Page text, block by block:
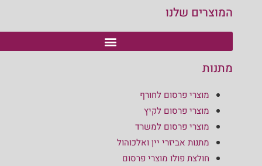
המוצרים שלנו
מתנות
מוצרי פרסום לחורף
מוצרי פרסום לקיץ
מוצרי פרסום למשרד
מתנות אביזרי יין ואלכוהול
חולצת פולו מוצרי פרסום